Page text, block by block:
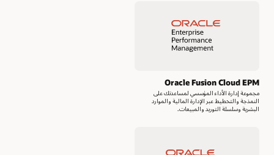
Oracle Fusion Cloud EPM
مجموعة إدارة الأداء المؤسسي لمساعدتك على
النمذجة والتخطيط عبر الإدارة المالية والموارد
البشرية وسلسلة التوريد والمبيعات.